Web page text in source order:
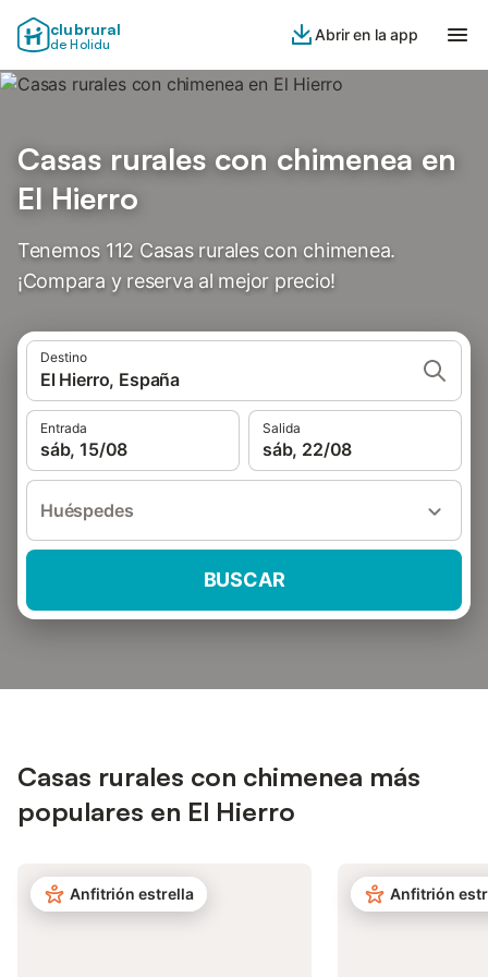
clubrural
de Holidu
Abrir en la app
Casas rurales con chimenea en
El Hierro
Tenemos 112 Casas rurales con chimenea.
¡Compara y reserva al mejor precio!
Destino
El Hierro, España
Entrada
sáb, 15/08
Salida
sáb, 22/08
Huéspedes
BUSCAR
Casas rurales con chimenea más
populares en El Hierro
Anfitrión estrella Anfitrión